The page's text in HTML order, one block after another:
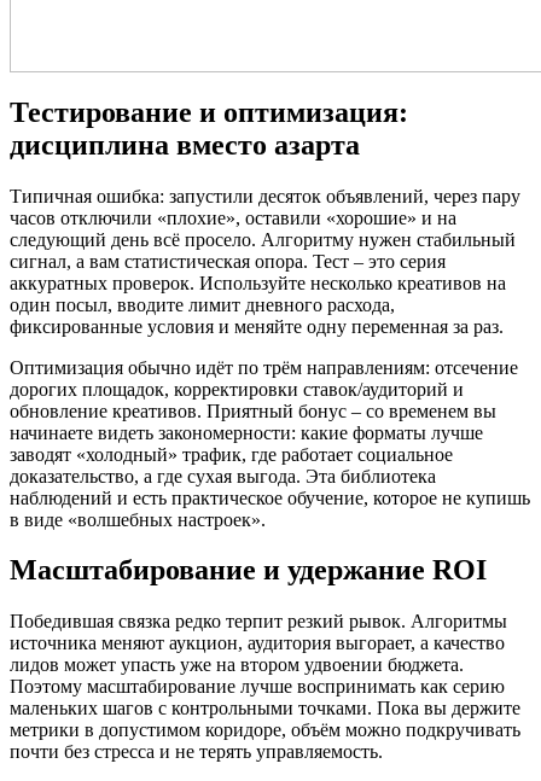
Тестирование и оптимизация:
дисциплина вместо азарта
Типичная ошибка: запустили десяток объявлений, через пару
часов отключили «плохие», оставили «хорошие» и на
следующий день всё просело. Алгоритму нужен стабильный
сигнал, а вам статистическая опора. Тест – это серия
аккуратных проверок. Используйте несколько креативов на
один посыл, вводите лимит дневного расхода,
фиксированные условия и меняйте одну переменная за раз.
Оптимизация обычно идёт по трём направлениям: отсечение
дорогих площадок, корректировки ставок/аудиторий и
обновление креативов. Приятный бонус – со временем вы
начинаете видеть закономерности: какие форматы лучше
заводят «холодный» трафик, где работает социальное
доказательство, а где сухая выгода. Эта библиотека
наблюдений и есть практическое обучение, которое не купишь
в виде «волшебных настроек».
Масштабирование и удержание ROI
Победившая связка редко терпит резкий рывок. Алгоритмы
источника меняют аукцион, аудитория выгорает, а качество
лидов может упасть уже на втором удвоении бюджета.
Поэтому масштабирование лучше воспринимать как серию
маленьких шагов с контрольными точками. Пока вы держите
метрики в допустимом коридоре, объём можно подкручивать
почти без стресса и не терять управляемость.